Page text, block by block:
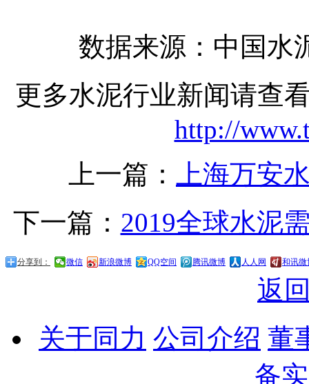
数据来源：中国水
更多水泥行业新闻请查
http://
上一篇：
上海万安
下一篇： 2019全球水泥
分享到： 微信 新浪微博 QQ空间 腾讯微博 人人网 和讯微
返
关于同力 公司介绍 董
备